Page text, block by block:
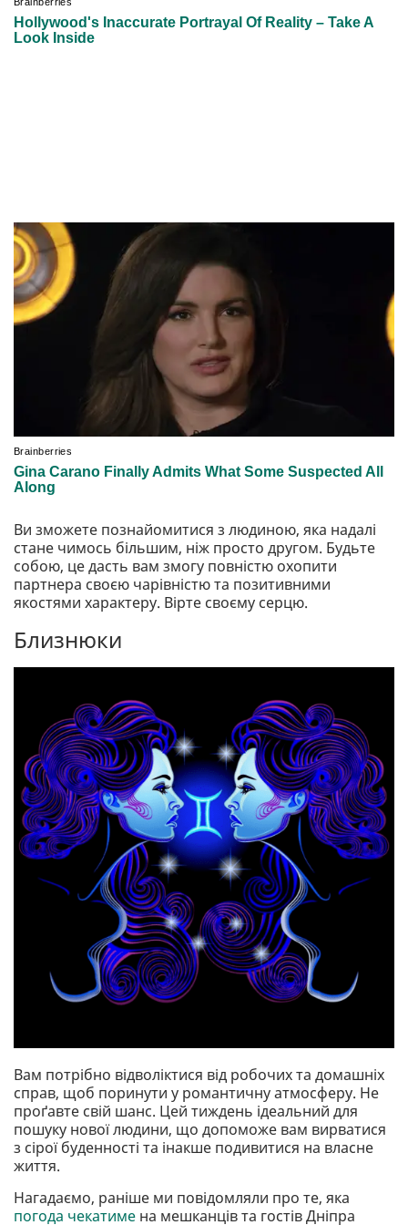
Ви зможете познайомитися з людиною, яка надалі
стане чимось більшим, ніж просто другом. Будьте
собою, це дасть вам змогу повністю охопити
партнера своєю чарівністю та позитивними
якостями характеру. Вірте своєму серцю.
Близнюки
Вам потрібно відволіктися від робочих та домашніх
справ, щоб поринути у романтичну атмосферу. Не
проґавте свій шанс. Цей тиждень ідеальний для
пошуку нової людини, що допоможе вам вирватися
з сірої буденності та інакше подивитися на власне
життя.
Нагадаємо, раніше ми повідомляли про те, яка
погода чекатиме на мешканців та гостів Дніпра